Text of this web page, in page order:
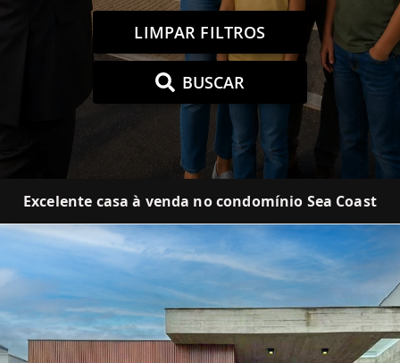
LIMPAR FILTROS
BUSCAR
Excelente casa à venda no condomínio Sea Coast